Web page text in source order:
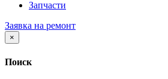
Запчасти
Заявка на ремонт
×
Поиск